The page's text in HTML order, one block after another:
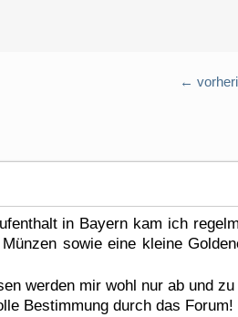
←
in Bayern kam ich
sowie eine kleine
werden mir wohl nur ab und
Bestimmung durch das Forum!